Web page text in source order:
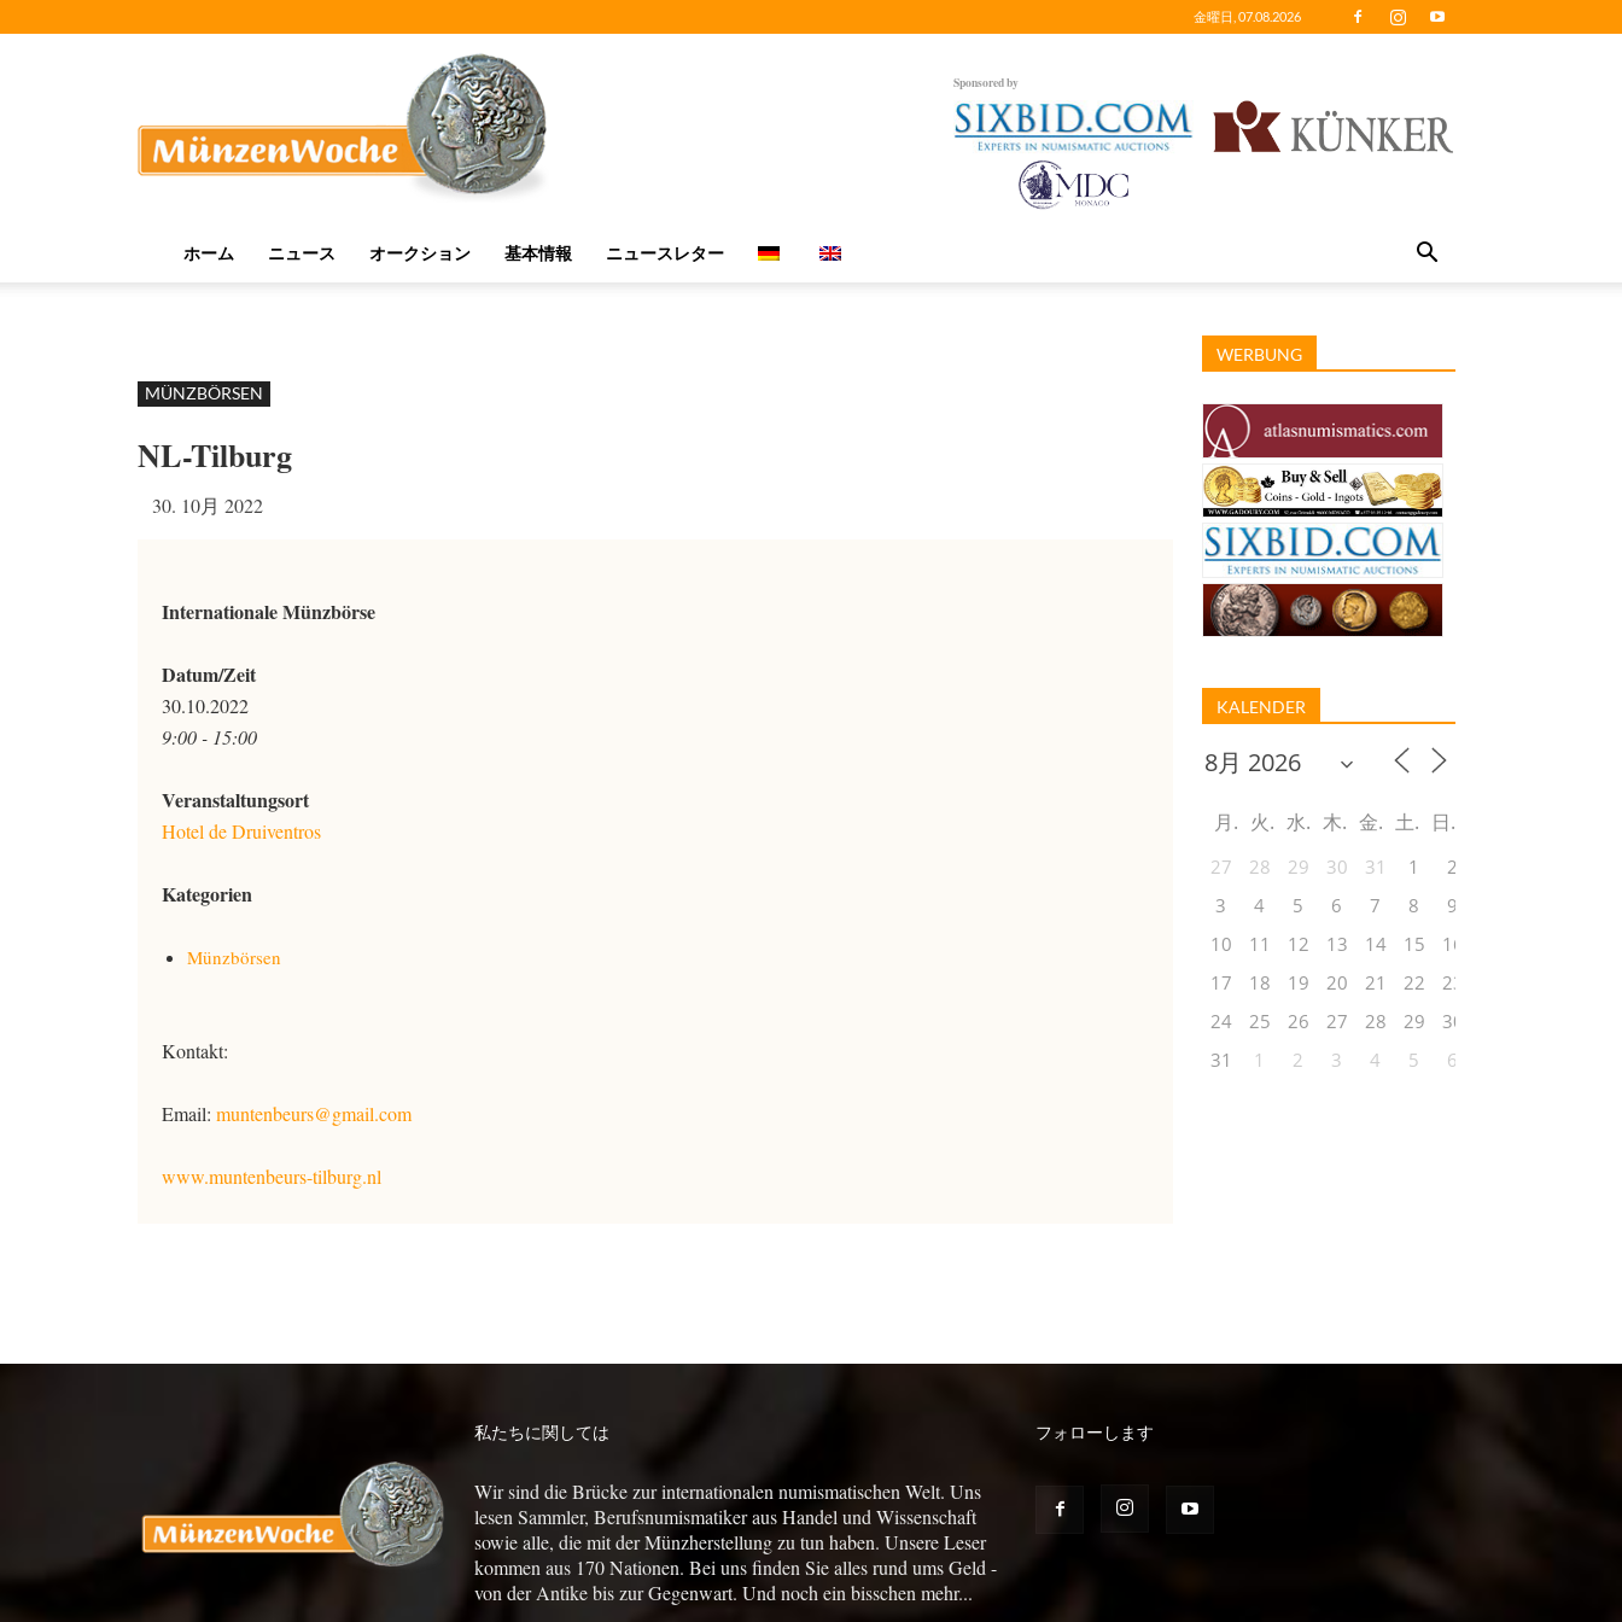
金曜日, 07.08.2026
Sponsored by
ホーム ニュース オークション 基本情報 ニュースレター
MÜNZBÖRSEN
NL-Tilburg
30. 10月 2022
Internationale Münzbörse
Datum/Zeit
30.10.2022
9:00 - 15:00
Veranstaltungsort
Hotel de Druiventros
Kategorien
Münzbörsen
Kontakt:
Email: muntenbeurs@gmail.com
www.muntenbeurs-tilburg.nl
WERBUNG
KALENDER
月 火 水 木 金 土 日
27 28 29 30 31 1
2
3
4 5 6 7 8
9
10
11 12 13 14 15
16
17
18 19 20 21 22
23
24
25 26 27 28 29
30
31
1 2 3 4 5 6
私たちに関しては
Wir sind die Brücke zur internationalen numismatischen Welt. Uns
lesen Sammler, Berufsnumismatiker aus Handel und Wissenschaft
sowie alle, die mit der Münzherstellung zu tun haben. Unsere Leser
kommen aus 170 Nationen. Bei uns finden Sie alles rund ums Geld -
von der Antike bis zur Gegenwart. Und noch ein bisschen mehr...
フォローします